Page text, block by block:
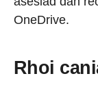
OneDrive.
Rhoi